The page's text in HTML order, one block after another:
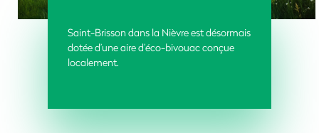
Saint-Brisson dans la Nièvre est désormais
dotée d’une aire d’éco-bivouac conçue
localement.